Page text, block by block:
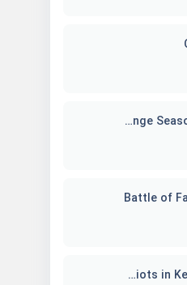
برنامه تلویزیونی EXchange Season 4
برنامه تلویزیونی Three Idiots in Kenya